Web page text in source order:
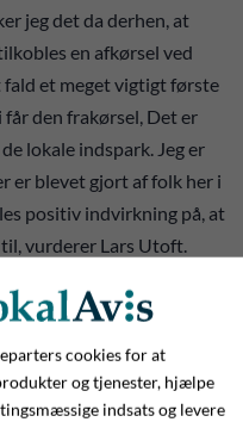
jeg det da derhen, at
en afkørsel ved
et meget vigtigt første
den frakørsel, Det er
lokale indspark. Jeg er
er blevet gjort af folk her i
positiv indvirkning på, at
vurderer Lars Utoft.
cookies for at
og tjenester, hjælpe
indsats og levere